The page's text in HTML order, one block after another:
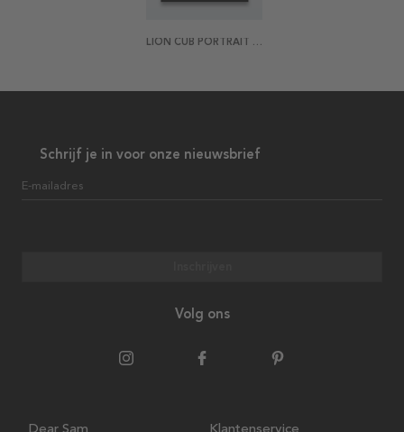
LION CUB PORTRAIT POSTER
Schrijf je in voor onze nieuwsbrief
E-mailadres
Volg ons
Dear Sam Klantenservice